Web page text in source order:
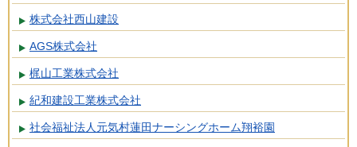
株式会社西山建設
AGS株式会社
梶山工業株式会社
紀和建設工業株式会社
社会福祉法人元気村蓮田ナーシングホーム翔裕園